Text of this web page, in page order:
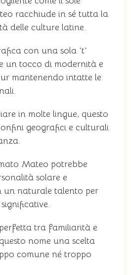
racchiude in sé tutta la
delle culture latine.
con una sola 't'
un tocco di modernità e
mantenendo intatte le
in molte lingue, questo
geografici e culturali
Mateo potrebbe
solare e
un naturale talento per
tra familiarità e
nome una scelta
comune né troppo